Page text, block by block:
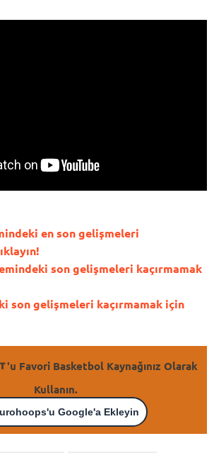
en son gelişmeleri
son gelişmeleri kaçırmamak
son gelişmeleri kaçırmamak için
'u Favori Basketbol Kaynağınız Olarak
Kullanın.
Google'a Ekleyin